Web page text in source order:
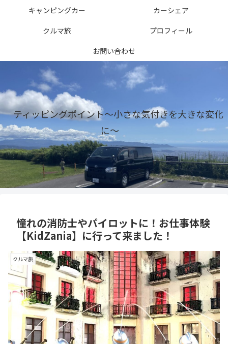
ティッピングポイント〜小さな気付きを大きな変化
に〜
キャンピングカー
カーシェア
クルマ旅
プロフィール
お問い合わせ
憧れの消防士やパイロットに！お仕事体験
【KidZania】に行って来ました！
クルマ旅